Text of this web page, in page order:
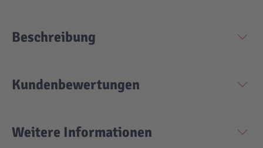
Beschreibung
Kundenbewertungen
Weitere Informationen